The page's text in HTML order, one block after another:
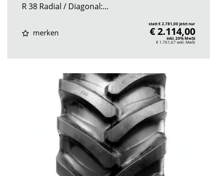
R 38 Radial / Diagonal:...
merken
statt € 2.781,00 jetzt nur
€ 2.114,00
inkl. 20% MwSt
€ 1.761,67exkl. MwSt